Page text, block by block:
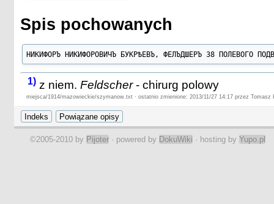
Spis pochowanych
НИКИФОРЪ НИКИФОРОВИЧЪ БУКРѢЕВЪ, ФЕЛЪДШЕРЪ 38 ПОЛЕВОГО
1) z niem.Feldscher- chirurg polowy
miejsca/1914/mazowieckie/szymanow.txt · ostatnio zmienione: 2013/11/27 14:17 przez Tomasz
©2005-2010 by Pijoter · powered by DokuWiki · hosting by Yupo.pl